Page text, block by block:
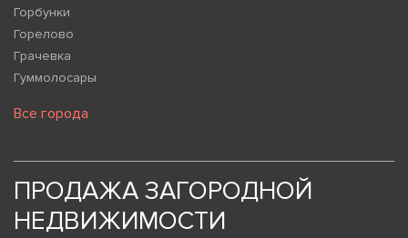
Горбунки
Горелово
Грачевка
Гуммолосары
Все города
ПРОДАЖА ЗАГОРОДНОЙ
НЕДВИЖИМОСТИ